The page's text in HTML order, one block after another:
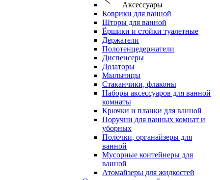
Аксессуары
Коврики для ванной
Шторы для ванной
Ёршики и стойки туалетные
Держатели
Полотенцедержатели
Диспенсеры
Дозаторы
Мыльницы
Стаканчики, флаконы
Наборы аксессуаров для ванной
комнаты
Крючки и планки для ванной
Поручни для ванных комнат и
уборных
Полочки, органайзеры для
ванной
Мусорные контейнеры для
ванной
Атомайзеры для жидкостей